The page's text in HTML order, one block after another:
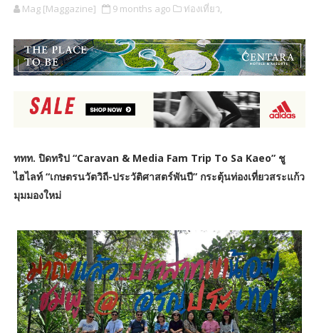
Mag [Maggazine]
9 months ago ท่องเที่ยว,
ททท. ปิดทริป “Caravan & Media Fam Trip To Sa Kaeo” ชู
ไฮไลท์ “เกษตรนวัตวิถี-ประวัติศาสตร์พันปี” กระตุ้นท่องเที่ยวสระแก้ว
มุมมองใหม่